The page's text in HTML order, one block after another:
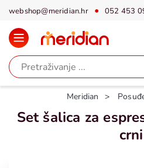
webshop@meridian.hr 052 453
Meridian
Set šalica za
crni